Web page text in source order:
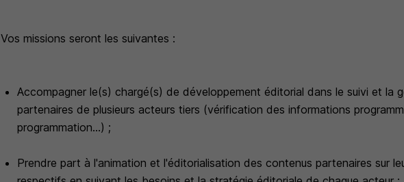
Vos missions seront les suivantes :
Accompagner le(s) chargé(s) de développement éditorial dans le suivi et la
partenaires de plusieurs acteurs tiers (vérification des informations
programmation...) ;
Prendre part à l'animation et l'éditorialisation des contenus partenaires sur